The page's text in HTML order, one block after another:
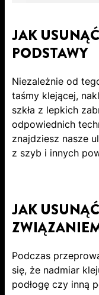
JAK
PODSTAWY
Niezależnie od
taśmy klejącej,
szkła z lepkich
odpowiednich
znajdziesz nasze
z szyb i innych
JAK
Podczas
się, że nadmiar
podłogę czy inną